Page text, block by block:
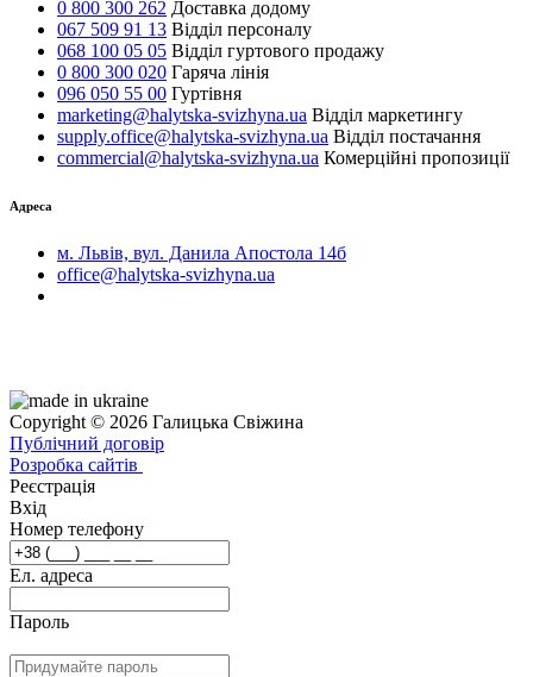
0 800 300 262 Доставка додому
067 509 91 13 Відділ персоналу
068 100 05 05 Відділ гуртового продажу
0 800 300 020 Гаряча лінія
096 050 55 00 Гуртівня
marketing@halytska-svizhyna.ua Відділ маркетингу
supply.office@halytska-svizhyna.ua Відділ постачання
commercial@halytska-svizhyna.ua Комерційні пропозиції
Адреса
м. Львів, вул. Данила Апостола 14б
office@halytska-svizhyna.ua
Copyright © 2026 Галицька Свіжина
Публічний договір
Розробка сайтів
Реєстрація
Вхід
Номер телефону
Ел. адреса
Пароль